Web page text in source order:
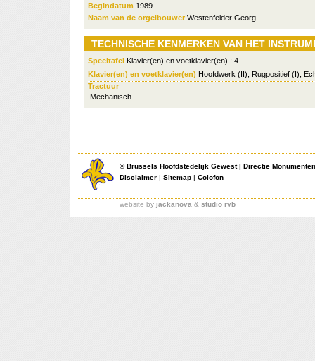
Begindatum 1989
Naam van de orgelbouwer Westenfelder Georg
TECHNISCHE KENMERKEN VAN HET
Speeltafel Klavier(en) en voetklavier(en) : 4
Klavier(en) en voetklavier(en) Hoofdwerk (II), Rugpositief (I),
Tractuur
Mechanisch
©Brussels Hoofdstedelijk Gewest| Directie
Disclaimer | Sitemap | Colofon
website by jackanova & studio rvb